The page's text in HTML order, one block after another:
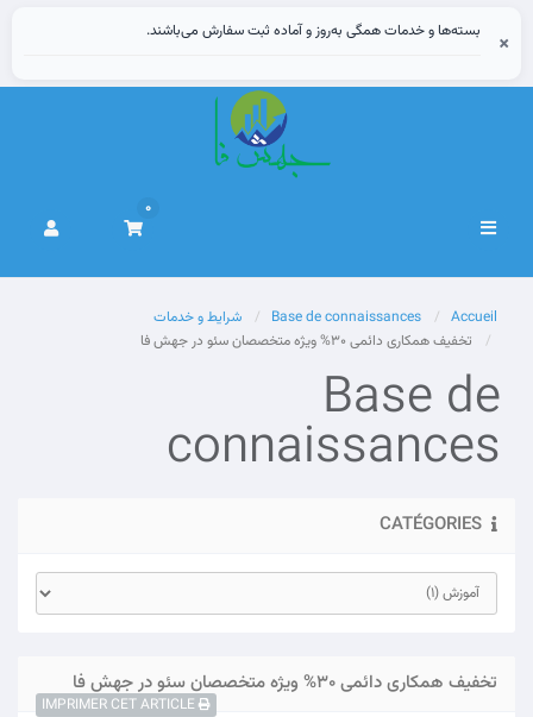
بسته‌ها و خدمات همگی به‌روز و آماده ثبت سفارش می‌باشند. ×
Basculer
navigation
0
Accueil
Base de connaissances
شرایط و خدمات
تخفیف همکاری دائمی 30% ویژه متخصصان سئو در جهش فا
Base de
connaissances
تخفیف همکاری دائمی 30% ویژه متخصصان سئو در جهش فا
IMPRIMER CET ARTICLE